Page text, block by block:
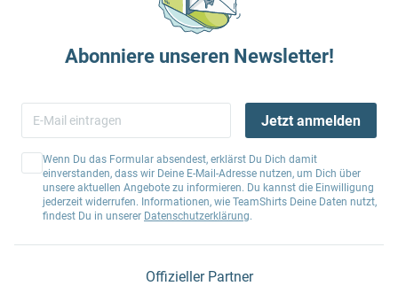
Abonniere unseren Newsletter!
Jetzt anmelden
Wenn Du das Formular absendest, erklärst Du Dich damit
einverstanden, dass wir Deine E-Mail-Adresse nutzen, um Dich über
unsere aktuellen Angebote zu informieren. Du kannst die Einwilligung
jederzeit widerrufen. Informationen, wie TeamShirts Deine Daten nutzt,
findest Du in unserer Datenschutzerklärung.
Offizieller Partner